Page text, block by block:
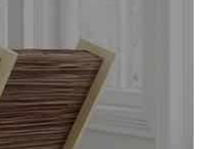
Systemair
Trox
Salda
VTS